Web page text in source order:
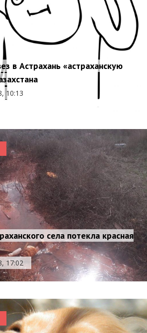
в Астрахань «астраханскую
10:13
села потекла красная
17:02